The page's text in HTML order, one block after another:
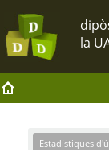
Estadístiques